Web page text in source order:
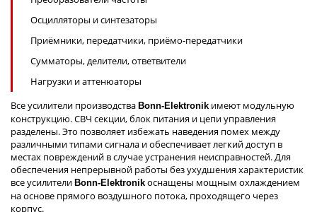
Осцилляторы и синтезаторы
Приёмники, передатчики, приёмо-передатчики
Сумматоры, делители, ответвители
Нагрузки и аттенюаторы
Все усилители производства Bonn-Elektronik имеют модульную
конструкцию. СВЧ секции, блок питания и цепи управления
разделены. Это позволяет избежать наведения помех между
различными типами сигнала и обеспечивает легкий доступ в
местах повреждений в случае устранения неисправностей. Для
обеспечения непрерывной работы без ухудшения характеристик
все усилители Bonn-Elektronik оснащены мощным охлаждением
на основе прямого воздушного потока, проходящего через
корпус.